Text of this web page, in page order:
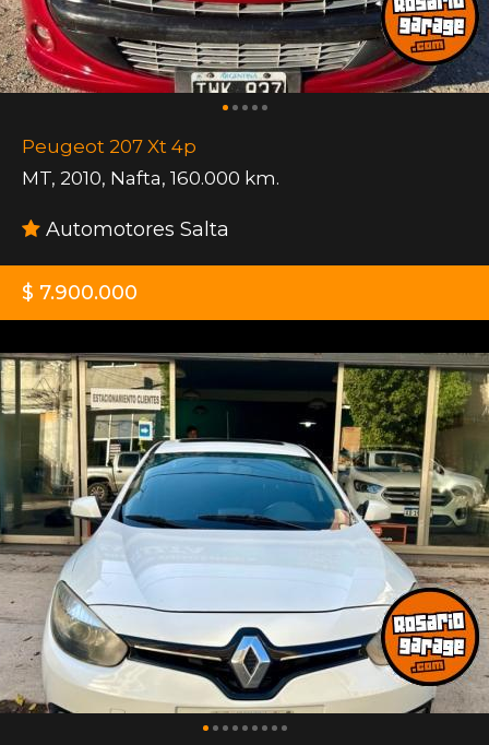
Peugeot 207 Xt 4p
MT, 2010, Nafta, 160.000 km.
Automotores Salta
$ 7.900.000